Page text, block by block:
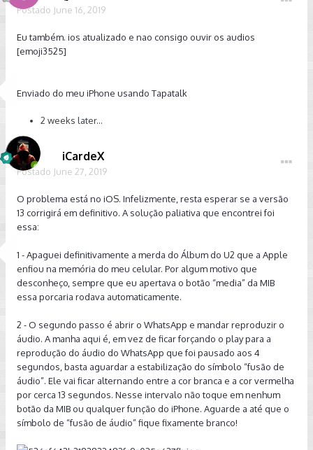
Postado June 16, 2019
Eu também. ios atualizado e nao consigo ouvir os audios
[emoji3525]
Enviado do meu iPhone usando Tapatalk
2 weeks later...
iCardeX
Postado June 27, 2019
O problema está no iOS. Infelizmente, resta esperar se a versão
13 corrigirá em definitivo. A solução paliativa que encontrei foi
essa:
1 - Apaguei definitivamente a merda do Álbum do U2 que a Apple
enfiou na memória do meu celular. Por algum motivo que
desconheço, sempre que eu apertava o botão “media” da MIB
essa porcaria rodava automaticamente.
2 - O segundo passo é abrir o WhatsApp e mandar reproduzir o
áudio. A manha aqui é, em vez de ficar forçando o play para a
reprodução do áudio do WhatsApp que foi pausado aos 4
segundos, basta aguardar a estabilização do símbolo “fusão de
áudio”. Ele vai ficar alternando entre a cor branca e a cor vermelha
por cerca 13 segundos. Nesse intervalo não toque em nenhum
botão da MIB ou qualquer função do iPhone. Aguarde a até que o
símbolo de “fusão de áudio” fique fixamente branco!